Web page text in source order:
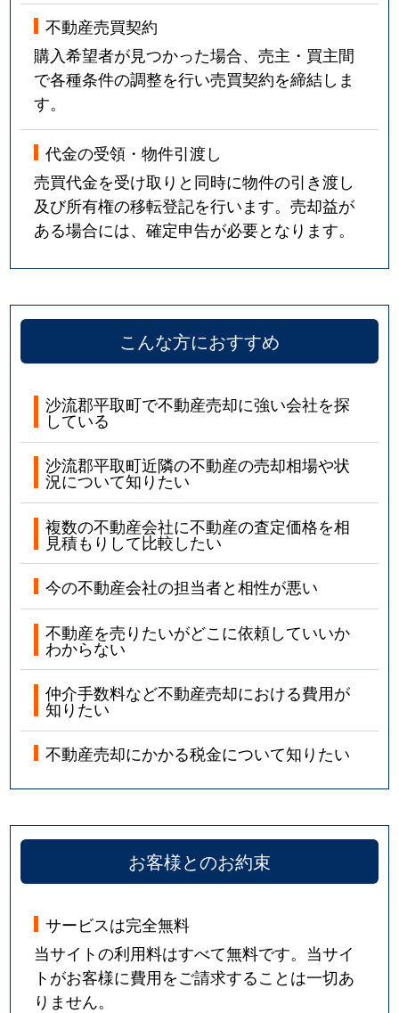
不動産売買契約
購入希望者が見つかった場合、売主・買主間
で各種条件の調整を行い売買契約を締結しま
す。
代金の受領・物件引渡し
売買代金を受け取りと同時に物件の引き渡し
及び所有権の移転登記を行います。売却益が
ある場合には、確定申告が必要となります。
こんな方におすすめ
沙流郡平取町で不動産売却に強い会社を探
している
沙流郡平取町近隣の不動産の売却相場や状
況について知りたい
複数の不動産会社に不動産の査定価格を相
見積もりして比較したい
今の不動産会社の担当者と相性が悪い
不動産を売りたいがどこに依頼していいか
わからない
仲介手数料など不動産売却における費用が
知りたい
不動産売却にかかる税金について知りたい
お客様とのお約束
サービスは完全無料
当サイトの利用料はすべて無料です。当サイ
トがお客様に費用をご請求することは一切あ
りません。